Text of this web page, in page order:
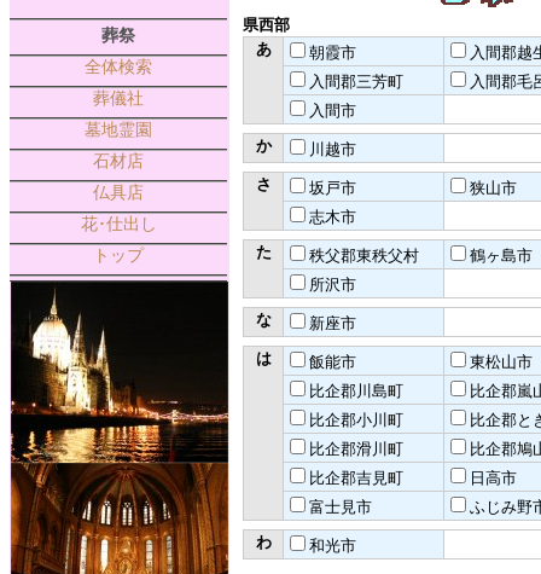
葬祭
全体検索
葬儀社
墓地霊園
石材店
仏具店
花･仕出し
トップ
県西部
あ
朝霞市
入間郡越
入間郡三芳町
入間郡毛
入間市
か
川越市
さ
坂戸市
狭山市
志木市
た
秩父郡東秩父村
鶴ヶ島市
所沢市
な
新座市
は
飯能市
東松山市
比企郡川島町
比企郡嵐
比企郡小川町
比企郡と
比企郡滑川町
比企郡鳩
比企郡吉見町
日高市
富士見市
ふじみ野
わ
和光市